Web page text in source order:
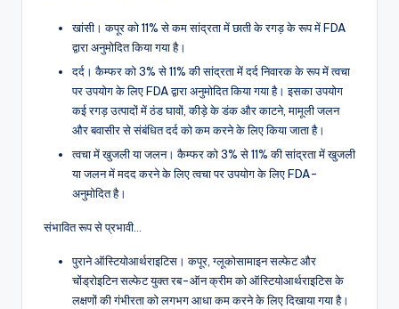
खांसी। कपूर को 11% से कम सांद्रता में छाती के रगड़ के रूप में FDA
द्वारा अनुमोदित किया गया है।
दर्द। कैम्फर को 3% से 11% की सांद्रता में दर्द निवारक के रूप में त्वचा
पर उपयोग के लिए FDA द्वारा अनुमोदित किया गया है। इसका उपयोग
कई रगड़ उत्पादों में ठंड घावों, कीड़े के डंक और काटने, मामूली जलन
और बवासीर से संबंधित दर्द को कम करने के लिए किया जाता है।
त्वचा में खुजली या जलन। कैम्फर को 3% से 11% की सांद्रता में खुजली
या जलन में मदद करने के लिए त्वचा पर उपयोग के लिए FDA-
अनुमोदित है।
संभावित रूप से प्रभावी…
पुराने ऑस्टियोआर्थराइटिस। कपूर, ग्लूकोसामाइन सल्फेट और
चोंड्रोइटिन सल्फेट युक्त रब-ऑन क्रीम को ऑस्टियोआर्थराइटिस के
लक्षणों की गंभीरता को लगभग आधा कम करने के लिए दिखाया गया है।